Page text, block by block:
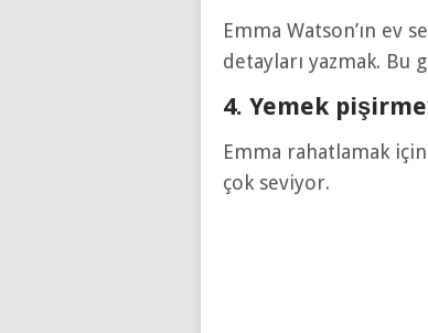
Emma Watson’ın ev
detayları yazmak.
4. Yemek
Emma rahatlamak
çok seviyor.